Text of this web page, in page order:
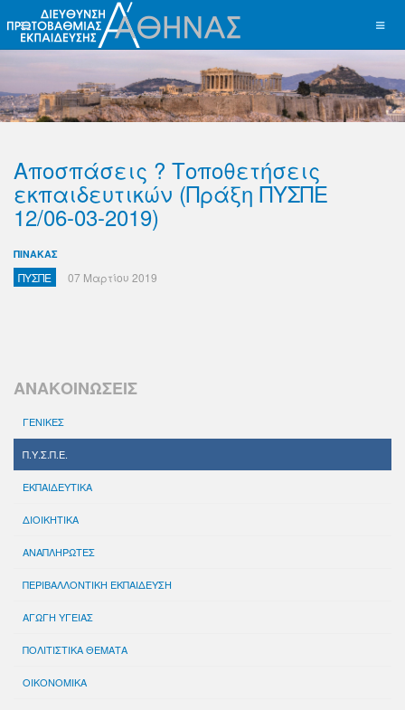
Αποσπάσεις ? Τοποθετήσεις
εκπαιδευτικών (Πράξη ΠΥΣΠΕ
12/06-03-2019)
ΠΙΝΑΚΑΣ
ΠΥΣΠΕ 07 Μαρτίου 2019
ΑΝΑΚΟΙΝΩΣΕΙΣ
ΓΕΝΙΚΕΣ
Π.Υ.Σ.Π.Ε.
ΕΚΠΑΙΔΕΥΤΙΚΑ
ΔΙΟΙΚΗΤΙΚΑ
ΑΝΑΠΛΗΡΩΤΕΣ
ΠΕΡΙΒΑΛΛΟΝΤΙΚΗ ΕΚΠΑΙΔΕΥΣΗ
ΑΓΩΓΗ ΥΓΕΙΑΣ
ΠΟΛΙΤΙΣΤΙΚΑ ΘΕΜΑΤΑ
ΟΙΚΟΝΟΜΙΚΑ